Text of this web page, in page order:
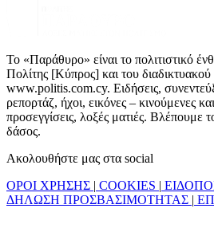
Το «Παράθυρο» είναι το πολιτιστικό
Πολίτης [Κύπρος] και του διαδικτυακού
www.politis.com.cy. Ειδήσεις,
ρεπορτάζ, ήχοι, εικόνες – κινούμενες
προσεγγίσεις, λοξές ματιές. Βλέπουμε
δάσος.
Ακολουθήστε μας στα social
ΟΡΟΙ ΧΡΗΣΗΣ | COOKIES |
ΔΗΛΩΣΗ ΠΡΟΣΒΑΣΙΜΟΤΗΤΑΣ |